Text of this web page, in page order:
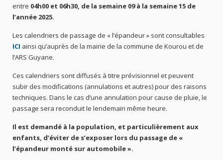
entre 04h00 et 06h30, de la semaine 09 à la semaine 15 de
l’année 2025.
Les calendriers de passage de « l’épandeur » sont consultables
ICI ainsi qu’auprès de la mairie de la commune de Kourou et de
l’ARS Guyane.
Ces calendriers sont diffusés à titre prévisionnel et peuvent
subir des modifications (annulations et autres) pour des raisons
techniques. Dans le cas d’une annulation pour cause de pluie, le
passage sera reconduit le lendemain même heure.
Il est demandé à la population, et particulièrement aux
enfants, d’éviter de s’exposer lors du passage de «
l’épandeur monté sur automobile ».